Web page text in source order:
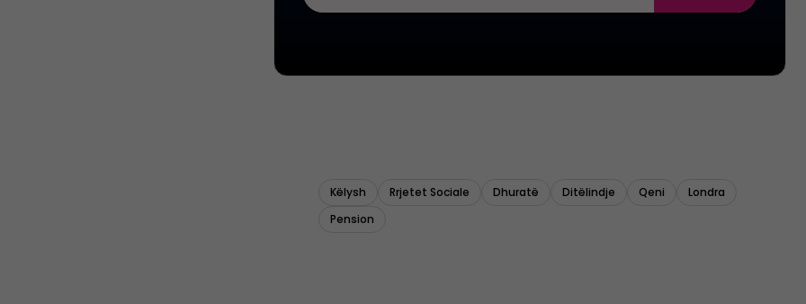
Këlysh Rrjetet Sociale Dhuratë Ditëlindje Qeni
Londra
Pension